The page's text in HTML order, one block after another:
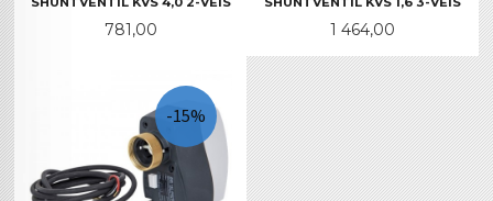
Pris
781,00 Pris
1 464,00
-15%